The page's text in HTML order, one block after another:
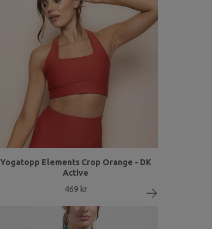
Yogatopp Elements Crop Orange - DK
Active
469 kr